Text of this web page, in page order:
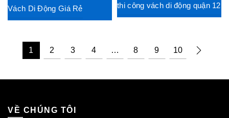
thi công vách di động quận 12
Vách Di Động Giá Rẻ
1 2 3 4 … 8 9 10
VỀ CHÚNG TÔI